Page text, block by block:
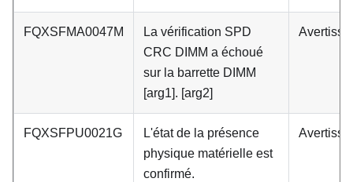
FQXSFMA0047M
La vérification SPD
CRC DIMM a échoué
sur la barrette DIMM
[arg1]. [arg2]
FQXSFPU0021G
L'état de la présence
physique matérielle est
confirmé.